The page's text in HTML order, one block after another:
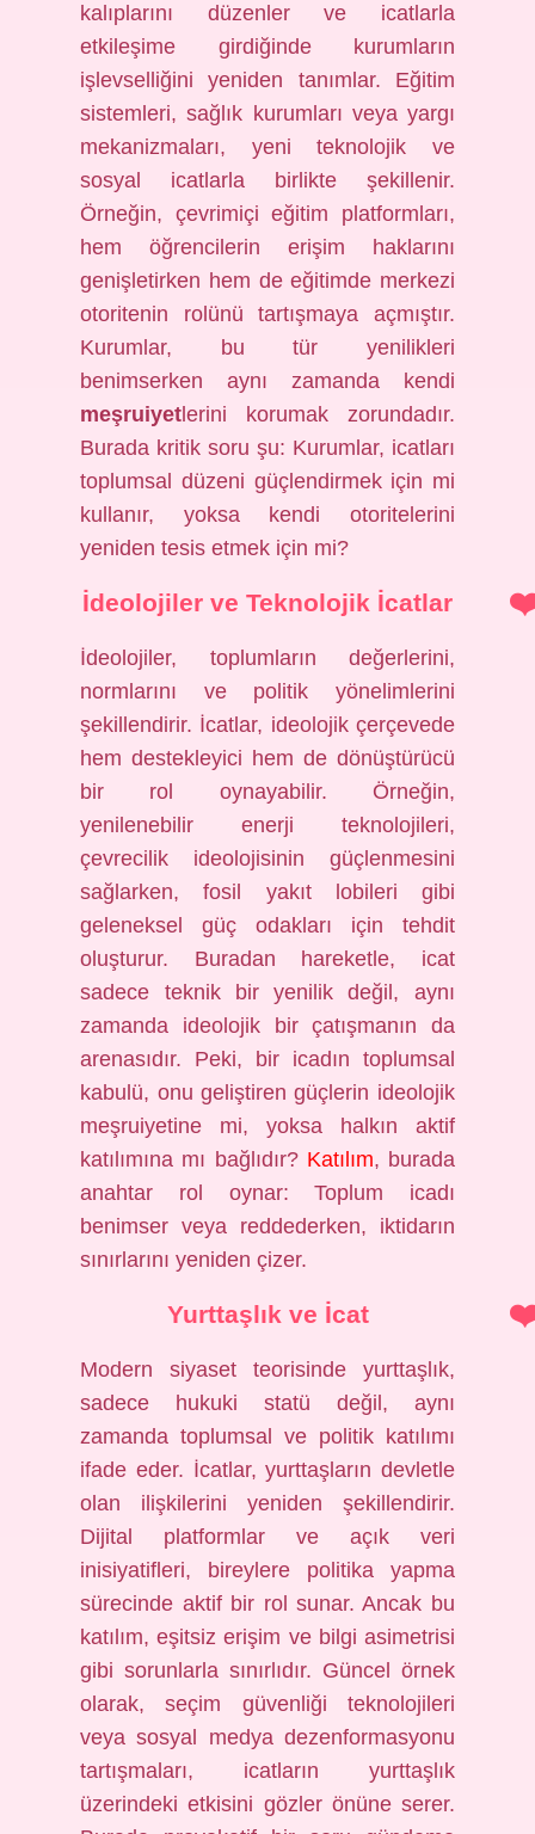
kalıplarını düzenler ve icatlarla
etkileşime girdiğinde kurumların
işlevselliğini yeniden tanımlar. Eğitim
sistemleri, sağlık kurumları veya yargı
mekanizmaları, yeni teknolojik ve
sosyal icatlarla birlikte şekillenir.
Örneğin, çevrimiçi eğitim platformları,
hem öğrencilerin erişim haklarını
genişletirken hem de eğitimde merkezi
otoritenin rolünü tartışmaya açmıştır.
Kurumlar, bu tür yenilikleri
benimserken aynı zamanda kendi
meşruiyet lerini korumak zorundadır.
Burada kritik soru şu: Kurumlar, icatları
toplumsal düzeni güçlendirmek için mi
kullanır, yoksa kendi otoritelerini
yeniden tesis etmek için mi?
İdeolojiler ve Teknolojik İcatlar
İdeolojiler, toplumların değerlerini,
normlarını ve politik yönelimlerini
şekillendirir. İcatlar, ideolojik çerçevede
hem destekleyici hem de dönüştürücü
bir rol oynayabilir. Örneğin,
yenilenebilir enerji teknolojileri,
çevrecilik ideolojisinin güçlenmesini
sağlarken, fosil yakıt lobileri gibi
geleneksel güç odakları için tehdit
oluşturur. Buradan hareketle, icat
sadece teknik bir yenilik değil, aynı
zamanda ideolojik bir çatışmanın da
arenasıdır. Peki, bir icadın toplumsal
kabulü, onu geliştiren güçlerin ideolojik
meşruiyetine mi, yoksa halkın aktif
katılımına mı bağlıdır? Katılım, burada
anahtar rol oynar: Toplum icadı
benimser veya reddederken, iktidarın
sınırlarını yeniden çizer.
Yurttaşlık ve İcat
Modern siyaset teorisinde yurttaşlık,
sadece hukuki statü değil, aynı
zamanda toplumsal ve politik katılımı
ifade eder. İcatlar, yurttaşların devletle
olan ilişkilerini yeniden şekillendirir.
Dijital platformlar ve açık veri
inisiyatifleri, bireylere politika yapma
sürecinde aktif bir rol sunar. Ancak bu
katılım, eşitsiz erişim ve bilgi asimetrisi
gibi sorunlarla sınırlıdır. Güncel örnek
olarak, seçim güvenliği teknolojileri
veya sosyal medya dezenformasyonu
tartışmaları, icatların yurttaşlık
üzerindeki etkisini gözler önüne serer.